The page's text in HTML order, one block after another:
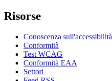
Risorse
Conoscenza sull'accessibilità
Conformità
Test WCAG
Conformità EAA
Settori